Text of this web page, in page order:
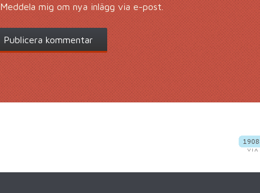
Meddela mig om nya inlägg via e-post.